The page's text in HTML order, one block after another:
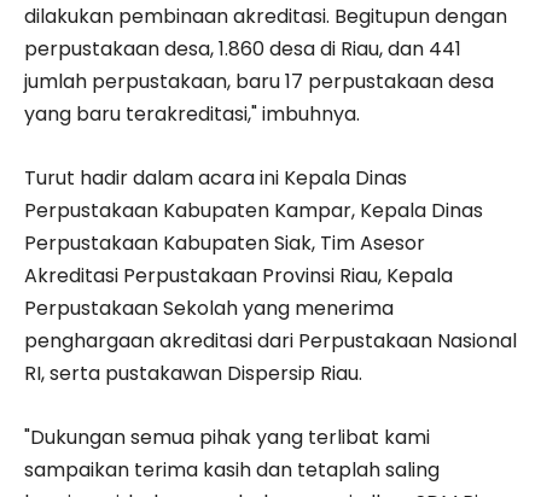
dilakukan pembinaan akreditasi. Begitupun dengan
perpustakaan desa, 1.860 desa di Riau, dan 441
jumlah perpustakaan, baru 17 perpustakaan desa
yang baru terakreditasi," imbuhnya.
Turut hadir dalam acara ini Kepala Dinas
Perpustakaan Kabupaten Kampar, Kepala Dinas
Perpustakaan Kabupaten Siak, Tim Asesor
Akreditasi Perpustakaan Provinsi Riau, Kepala
Perpustakaan Sekolah yang menerima
penghargaan akreditasi dari Perpustakaan Nasional
RI, serta pustakawan Dispersip Riau.
"Dukungan semua pihak yang terlibat kami
sampaikan terima kasih dan tetaplah saling